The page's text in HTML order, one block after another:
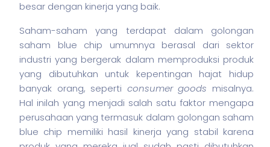
besar dengan kinerja yang baik.
Saham-saham yang terdapat dalam golongan
saham blue chip umumnya berasal dari sektor
industri yang bergerak dalam memproduksi produk
yang dibutuhkan untuk kepentingan hajat hidup
banyak orang, seperti consumer goods misalnya.
Hal inilah yang menjadi salah satu faktor mengapa
perusahaan yang termasuk dalam golongan saham
blue chip memiliki hasil kinerja yang stabil karena